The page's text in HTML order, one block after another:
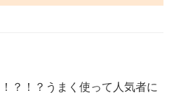
？！？うまく使って人気者に